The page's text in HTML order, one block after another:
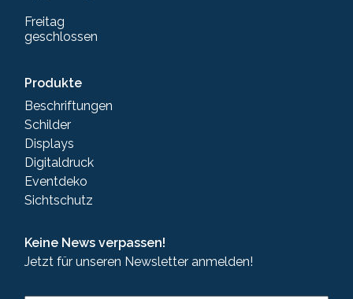
Freitag
geschlossen
Produkte
Beschriftungen
Schilder
Displays
Digitaldruck
Eventdeko
Sichtschutz
Keine News verpassen!
Jetzt für unseren Newsletter anmelden!